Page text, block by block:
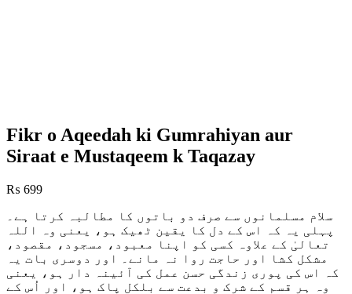
Fikr o Aqeedah ki Gumrahiyan aur
Siraat e Mustaqeem k Taqazay
₨ 699
سلام مسلمانوں سے صرف دو باتوں کا مطالبہ کرتا ہے۔
پہلی یہ کہ اس کے دل کا یقین ٹھیک ہو، یعنی وہ اللہ
تعالیٰ کے علاوہ کسی کو اپنا معبود، مسجود، مقصود،
مشکل کشا اور حاجت روا نہ مانے۔ اور دوسری بات یہ
کہ اس کی پوری زندگی حسن عمل کی آئینہ دار ہو، یعنی
وہ ہر قسم کے شرک و بدعت سے بلکل پاک ہو، اور اُس کے